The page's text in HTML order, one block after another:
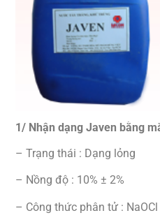
1/ Nhận dạng Javen bằng
– Trạng thái : Dạng lỏng
– Nồng độ : 10% ± 2%
– Công thức phân tử : NaOCl